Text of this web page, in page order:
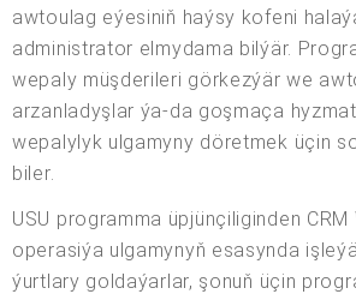
awtoulag eýesiniň haýsy kofeni
administrator elmydama bilýär.
wepaly müşderileri görkezýär we
arzanladyşlar ýa-da goşmaça
wepalylyk ulgamyny döretmek üçin
biler.
USU programma üpjünçiliginden CRM
operasiýa ulgamynyň esasynda
ýurtlary goldaýarlar, şonuň üçin